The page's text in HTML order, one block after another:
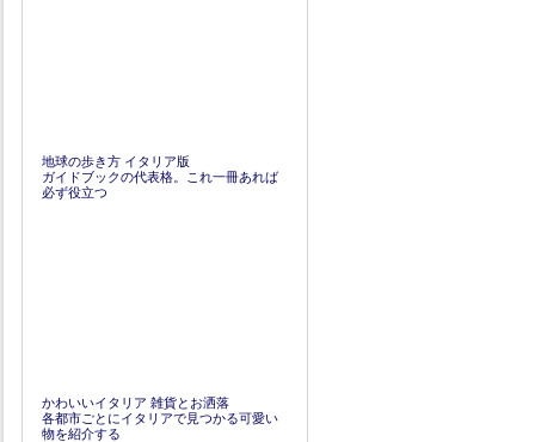
地球の歩き方 イタリア版
ガイドブックの代表格。これ一冊あれば
必ず役立つ
かわいいイタリア 雑貨とお洒落
各都市ごとにイタリアで見つかる可愛い
物を紹介する